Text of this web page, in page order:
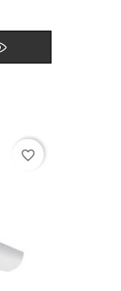
favorite_border